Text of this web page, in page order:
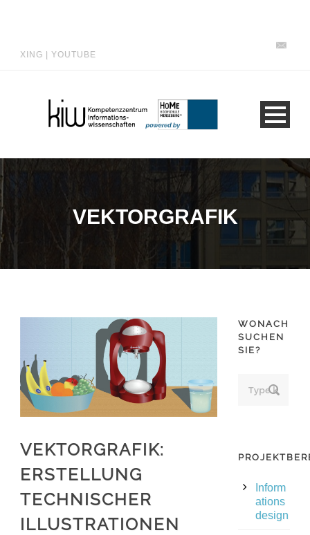
XING YOUTUBE
VEKTORGRAFIK
VEKTORGRAFIK:
ERSTELLUNG
TECHNISCHER
ILLUSTRATIONEN
WONACH
SUCHEN
SIE?
Inform
ations
design